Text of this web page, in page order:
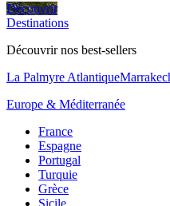
Découvrir
Destinations
Découvrir nos best-sellers
La Palmyre Atlantique
Europe & Méditerranée
France
Espagne
Portugal
Turquie
Grèce
Sicile